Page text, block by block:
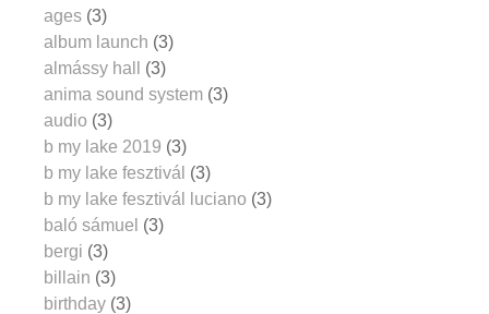
ages (3)
album launch (3)
almássy hall
(3)
anima sound system (3)
audio (3)
b my lake 2019 (3)
b my lake fesztivál (3)
b my lake fesztivál luciano (3)
baló sámuel (3)
bergi (3)
billain (3)
birthday (3)